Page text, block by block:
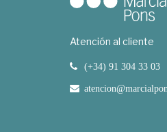
Atención al cliente
(+34) 91 304 33 03